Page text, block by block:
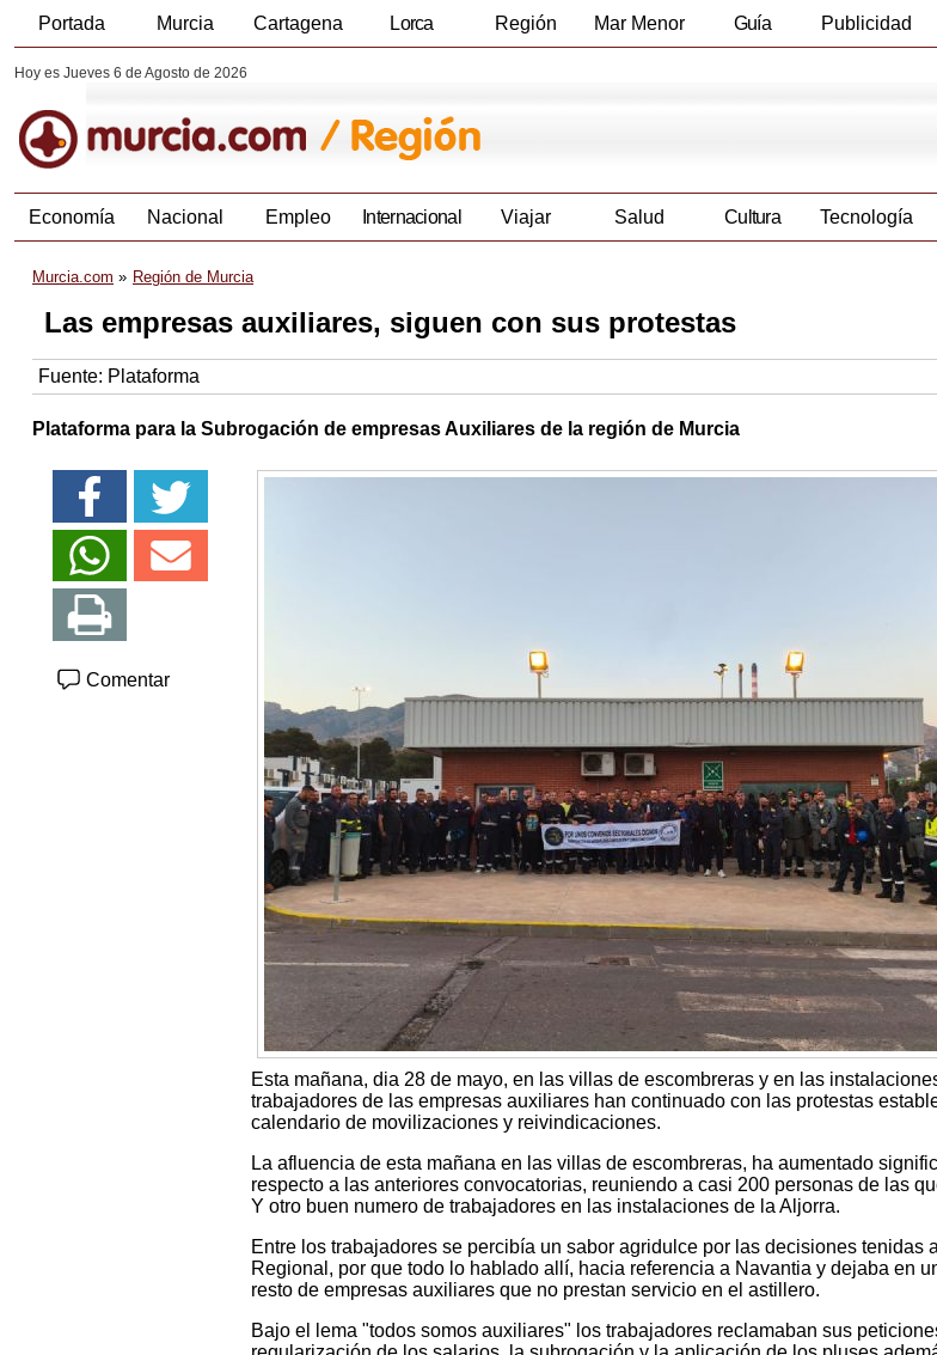
Portada Murcia Cartagena Lorca Región Mar Menor Guía Publicidad
Hoy es Jueves 6 de Agosto de 2026
Economía Nacional Empleo Internacional Viajar Salud Cultura Tecnología
Murcia.com Región de Murcia
Las empresas auxiliares, siguen con sus protestas
Fuente: Plataforma
Plataforma para la Subrogación de empresas Auxiliares de la región de Murcia
Comentar
Esta mañana, dia 28 de mayo, en las villas de escombreras y en las
trabajadores de las empresas auxiliares han continuado con las protestas
calendario de movilizaciones y reivindicaciones.
La afluencia de esta mañana en las villas de escombreras, ha aumentado
respecto a las anteriores convocatorias, reuniendo a casi 200 personas de las
Y otro buen numero de trabajadores en las instalaciones de la Aljorra.
Entre los trabajadores se percibía un sabor agridulce por las decisiones tenidas
Regional, por que todo lo hablado allí, hacia referencia a Navantia y dejaba en
resto de empresas auxiliares que no prestan servicio en el astillero.
Bajo el lema "todos somos auxiliares" los trabajadores reclamaban sus